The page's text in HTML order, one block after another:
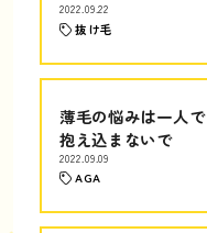
2022.09.22
抜け毛
薄毛の悩みは一人で
抱え込まないで
2022.09.09
AGA